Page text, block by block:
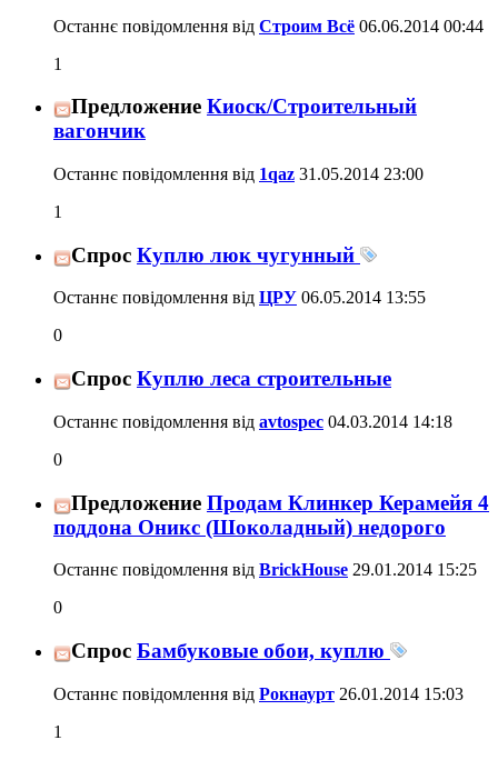
Останнє повідомлення від Строим Всё 06.06.2014 00:44
1
Предложение Киоск/Строительный
вагончик
Останнє повідомлення від 1qaz 31.05.2014 23:00
1
Спрос Куплю люк чугунный
Останнє повідомлення від ЦРУ 06.05.2014 13:55
0
Спрос Куплю леса строительные
Останнє повідомлення від avtospec 04.03.2014 14:18
0
Предложение Продам Клинкер Керамейя 4
поддона Оникс (Шоколадный) недорого
Останнє повідомлення від BrickHouse 29.01.2014 15:25
0
Спрос Бамбуковые обои, куплю
Останнє повідомлення від Рокнаурт 26.01.2014 15:03
1